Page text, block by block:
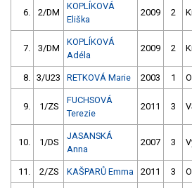
6. 2/DM
KOPLÍKOVÁ
Eliška
2009 2
7. 3/DM
KOPLÍKOVÁ
Adéla
2009 2
8. 3/U23 RETKOVÁ Marie 2003 1
9. 1/ZS
FUCHSOVÁ
Terezie
2011 3
10. 1/DS
JASANSKÁ
Anna
2007 3
11. 2/ZS KAŠPARŮ Emma 2011 3